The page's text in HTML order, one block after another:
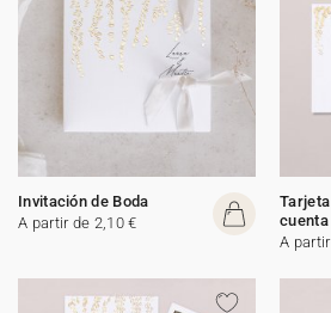
Invitación de Boda
A partir de 2,10 €
cuenta
A